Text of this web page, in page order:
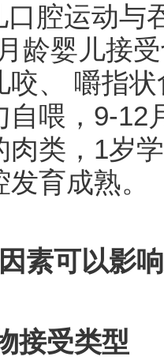
口腔运动与
龄婴儿接
咬、 嚼指
自喂，9-12
肉类，1岁
育成熟。
素可以影
接受类型